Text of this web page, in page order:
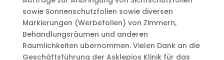
sowie Sonnenschutzfolien sowie diversen
Markierungen (Werbefolien) von Zimmern,
Behandlungsräumen und anderen
Räumlichkeiten übernommen. Vielen Dank an die
Geschäftsführung der Asklepios Klinik für das